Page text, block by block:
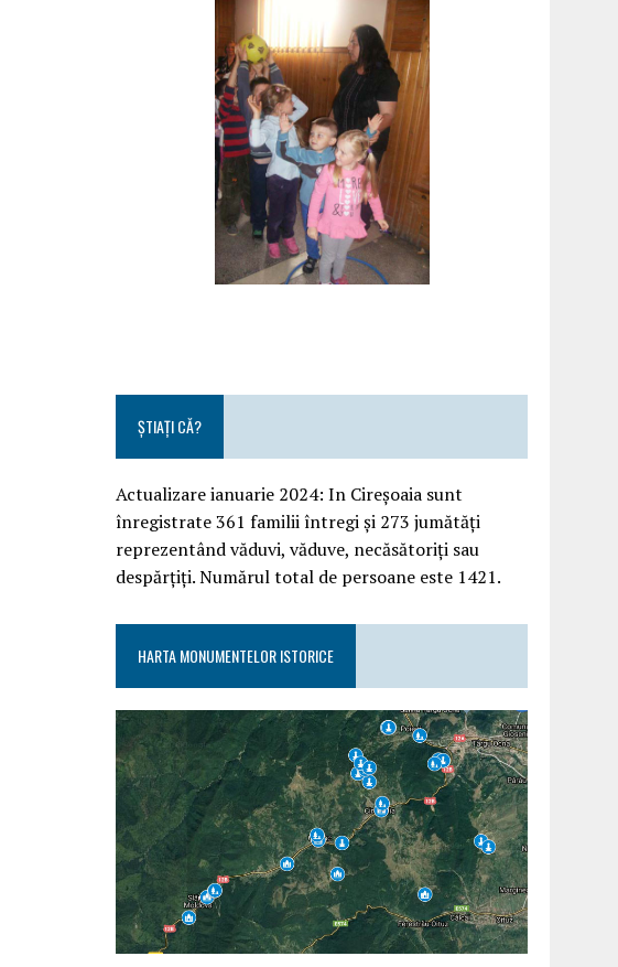
ȘTIAȚI CĂ?
Actualizare ianuarie 2024: In Cireșoaia sunt
înregistrate 361 familii întregi și 273 jumătăți
reprezentând văduvi, văduve, necăsătoriți sau
despărțiți. Numărul total de persoane este 1421.
HARTA MONUMENTELOR ISTORICE